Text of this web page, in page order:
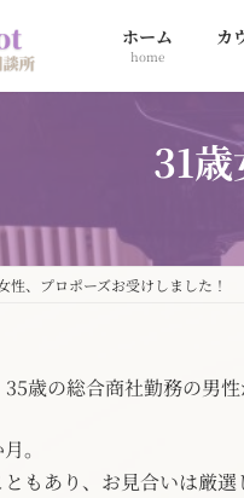
ホーム
home
カ
31
性、プロポーズお受けしました！
35歳の総合商社勤務の男
。
もあり、お見合いは厳